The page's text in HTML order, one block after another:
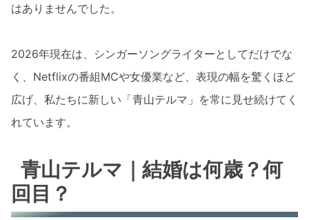
はありませんでした。
2026年現在は、シンガーソングライターとしてだけでな
く、Netflixの番組MCや女優業など、表現の幅を驚くほど
広げ、私たちに新しい「青山テルマ」を常に見せ続けてく
れています。
青山テルマ｜結婚は何歳？何
回目？